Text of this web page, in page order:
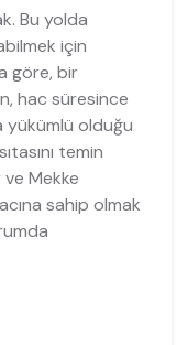
Bu yolda
için
göre, bir
hac süresince
yükümlü olduğu
temin
ve Mekke
sahip olmak